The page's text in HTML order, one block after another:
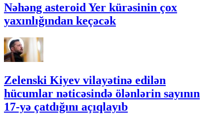
Nəhəng asteroid Yer kürəsinin çox
yaxınlığından keçəcək
Zelenski Kiyev vilayətinə edilən
hücumlar nəticəsində ölənlərin sayının
17-yə çatdığını açıqlayıb